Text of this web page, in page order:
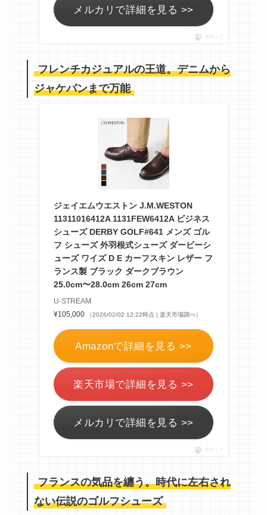
メルカリで詳細を見る >>
ポチップ
フレンチカジュアルの王道。デニムから
ジャケパンまで万能
ジェイエムウエストン J.M.WESTON
11311016412A 1131FEW6412A ビジネス
シューズ DERBY GOLF#641 メンズ ゴル
フ シューズ 外羽根式シューズ ダービーシ
ューズ ワイズ D E カーフスキン レザー フ
ランス製 ブラック ダークブラウン
25.0cm〜28.0cm 26cm 27cm
U-STREAM
¥105,000
（2026/02/02 12:22時点 | 楽天市場調べ）
Amazonで詳細を見る >>
楽天市場で詳細を見る >>
メルカリで詳細を見る >>
ポチップ
フランスの気品を纏う。時代に左右され
ない伝説のゴルフシューズ